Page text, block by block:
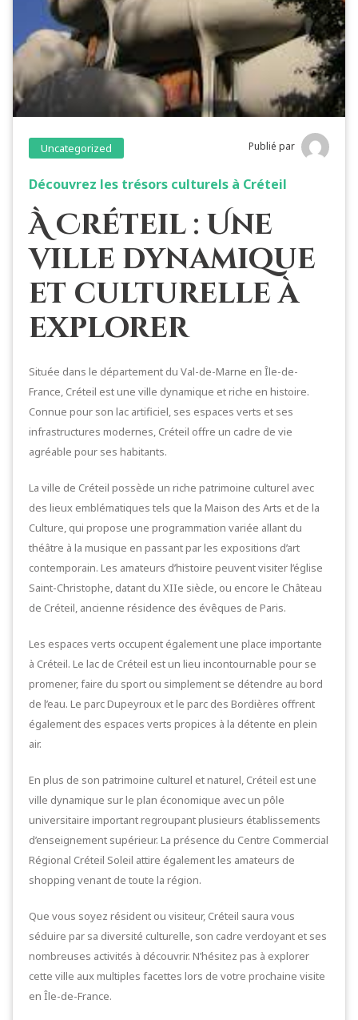
Uncategorized Publié par
Découvrez les trésors culturels à Créteil
À Créteil : Une
ville dynamique
et culturelle à
explorer
Située dans le département du Val-de-Marne en Île-de-
France, Créteil est une ville dynamique et riche en histoire.
Connue pour son lac artificiel, ses espaces verts et ses
infrastructures modernes, Créteil offre un cadre de vie
agréable pour ses habitants.
La ville de Créteil possède un riche patrimoine culturel avec
des lieux emblématiques tels que la Maison des Arts et de la
Culture, qui propose une programmation variée allant du
théâtre à la musique en passant par les expositions d’art
contemporain. Les amateurs d’histoire peuvent visiter l’église
Saint-Christophe, datant du XIIe siècle, ou encore le Château
de Créteil, ancienne résidence des évêques de Paris.
Les espaces verts occupent également une place importante
à Créteil. Le lac de Créteil est un lieu incontournable pour se
promener, faire du sport ou simplement se détendre au bord
de l’eau. Le parc Dupeyroux et le parc des Bordières offrent
également des espaces verts propices à la détente en plein
air.
En plus de son patrimoine culturel et naturel, Créteil est une
ville dynamique sur le plan économique avec un pôle
universitaire important regroupant plusieurs établissements
d’enseignement supérieur. La présence du Centre Commercial
Régional Créteil Soleil attire également les amateurs de
shopping venant de toute la région.
Que vous soyez résident ou visiteur, Créteil saura vous
séduire par sa diversité culturelle, son cadre verdoyant et ses
nombreuses activités à découvrir. N’hésitez pas à explorer
cette ville aux multiples facettes lors de votre prochaine visite
en Île-de-France.